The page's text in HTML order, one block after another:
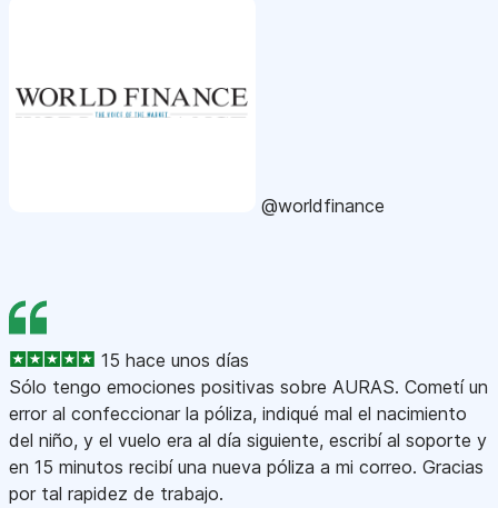
@worldfinance
15 hace unos días
Sólo tengo emociones positivas sobre AURAS. Cometí un
error al confeccionar la póliza, indiqué mal el nacimiento
del niño, y el vuelo era al día siguiente, escribí al soporte y
en 15 minutos recibí una nueva póliza a mi correo. Gracias
por tal rapidez de trabajo.